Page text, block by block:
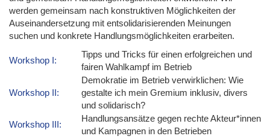
werden gemeinsam nach konstruktiven Möglichkeiten der
Auseinandersetzung mit entsolidarisierenden Meinungen
suchen und konkrete Handlungsmöglichkeiten erarbeiten.
Workshop I:
Tipps und Tricks für einen erfolgreichen und
fairen Wahlkampf im Betrieb
Workshop II:
Demokratie im Betrieb verwirklichen: Wie
gestalte ich mein Gremium inklusiv, divers
und solidarisch?
Workshop III:
Handlungsansätze gegen rechte Akteur*innen
und Kampagnen in den Betrieben